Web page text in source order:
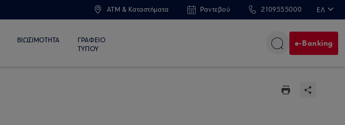
ATM & Καταστήματα Ραντεβού 2109555000 ΕΛ
ΒΙΩΣΙΜΟΤΗΤΑ
ΓΡΑΦΕΙΟ
ΤΥΠΟΥ
e-Banking